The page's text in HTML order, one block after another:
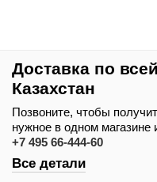
Доставка по
Казахстан
Позвоните, чтобы
нужное в одном магазине
+7 495 66-444-60
Все детали